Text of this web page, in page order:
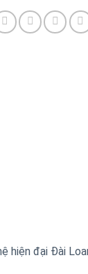
hiện đại Đài